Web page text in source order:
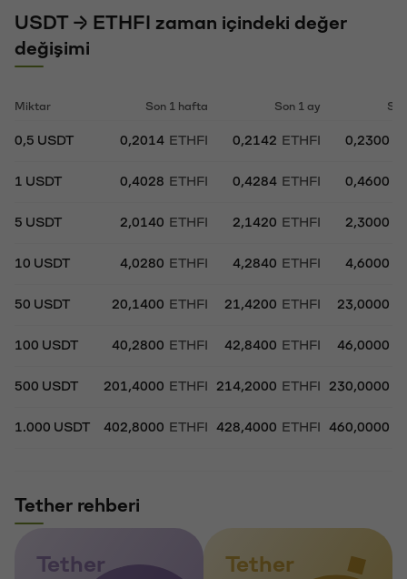
USDT → ETHFI zaman içindeki değer
değişimi
Miktar Son 1 hafta Son 1 ay
0,5 USDT 0,2014 ETHFI 0,2142 ETHFI 0,2300
1 USDT 0,4028 ETHFI 0,4284 ETHFI 0,4600
5 USDT 2,0140 ETHFI 2,1420 ETHFI 2,3000
10 USDT 4,0280 ETHFI 4,2840 ETHFI 4,6000
50 USDT 20,1400 ETHFI 21,4200 ETHFI 23,0000
100 USDT 40,2800 ETHFI 42,8400 ETHFI 46,0000
500 USDT 201,4000 ETHFI 214,2000 ETHFI 230,0000
1.000 USDT 402,8000 ETHFI 428,4000 ETHFI 460,0000
Tether rehberi
Tether
Tether